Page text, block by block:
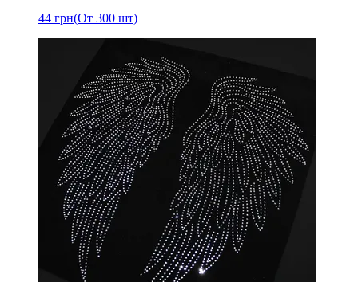
44 грн(От 300 шт)